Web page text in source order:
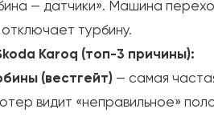
— датчики». Машина
турбину.
Karoq (топ-3 причины):
(вестгейт) — самая
видит «неправильное»